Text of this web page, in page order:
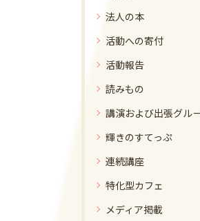
法人の本
活動への寄付
活動報告
読みもの
講演および出張グル
輝きのすてっぷ
連続講座
特化型カフェ
メディア掲載